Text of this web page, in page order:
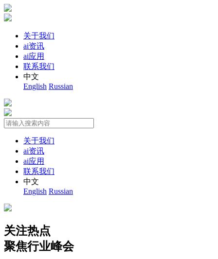
关于我们
ai资讯
ai应用
联系我们
中文
English Russian
关于我们
ai资讯
ai应用
联系我们
中文
English Russian
关注热点
聚焦行业峰会